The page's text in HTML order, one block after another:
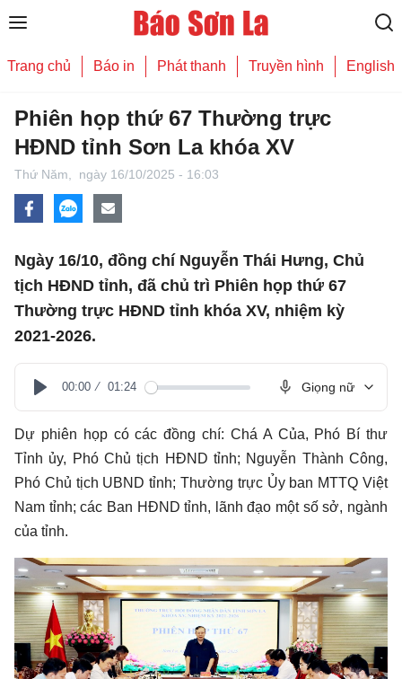
Trang chủ Báo in Phát thanh Truyền hình English
Phiên họp thứ 67 Thường trực
HĐND tỉnh Sơn La khóa XV
Thứ Năm, ngày 16/10/2025 - 16:03
Ngày 16/10, đồng chí Nguyễn Thái Hưng, Chủ
tịch HĐND tỉnh, đã chủ trì Phiên họp thứ 67
Thường trực HĐND tỉnh khóa XV, nhiệm kỳ
2021-2026.
Play
00:00 01:24 Giọng nữ
Dự phiên họp có các đồng chí: Chá A Của, Phó Bí thư
Tỉnh ủy, Phó Chủ tịch HĐND tỉnh; Nguyễn Thành Công,
Phó Chủ tịch UBND tỉnh; Thường trực Ủy ban MTTQ Việt
Nam tỉnh; các Ban HĐND tỉnh, lãnh đạo một số sở, ngành
của tỉnh.